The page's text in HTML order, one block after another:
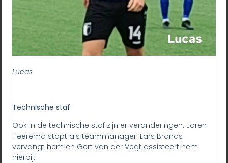
Lucas
Technische staf
Ook in de technische staf zijn er veranderingen. Joren
Heerema stopt als teammanager. Lars Brands
vervangt hem en Gert van der Vegt assisteert hem
hierbij.